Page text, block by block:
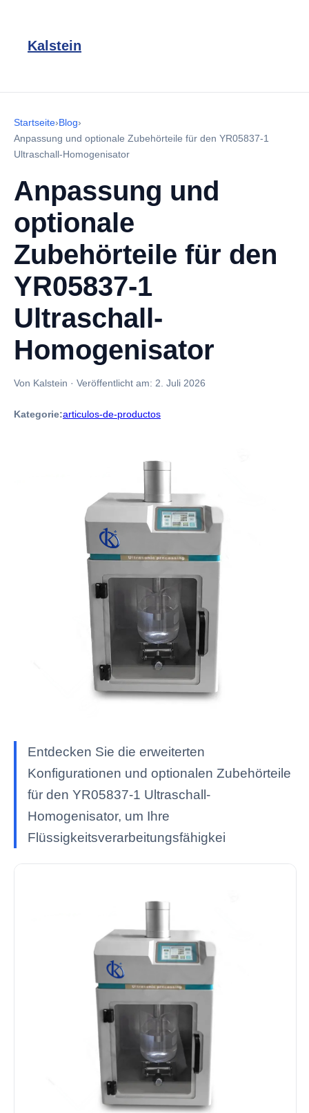
Kalstein
Startseite›Blog›
Anpassung und optionale Zubehörteile für den YR05837-1
Ultraschall-Homogenisator
Anpassung und
optionale
Zubehörteile für den
YR05837-1
Ultraschall-
Homogenisator
Von Kalstein · Veröffentlicht am: 2. Juli 2026
Kategorie:articulos-de-productos
Entdecken Sie die erweiterten
Konfigurationen und optionalen Zubehörteile
für den YR05837-1 Ultraschall-
Homogenisator, um Ihre
Flüssigkeitsverarbeitungsfähigkei